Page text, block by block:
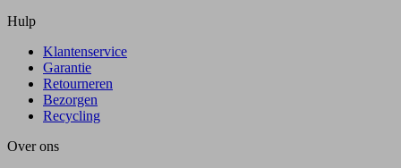
Hulp
Klantenservice
Garantie
Retourneren
Bezorgen
Recycling
Over ons